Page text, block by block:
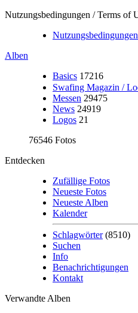
Nutzungsbedingungen / Terms of
Alben
Basics 17216
Swafing Magazin /
Messen 29475
News 24919
Logos 21
76546 Fotos
Entdecken
Zufällige Fotos
Neueste Fotos
Neueste Alben
Kalender
Schlagwörter(8510)
Suchen
Info
Benachrichtigungen
Kontakt
Verwandte Alben